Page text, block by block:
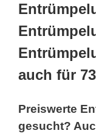
auch für
Preiswerte
gesucht?